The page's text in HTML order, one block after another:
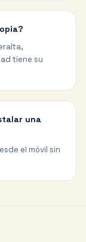
tiene su
una
el móvil sin